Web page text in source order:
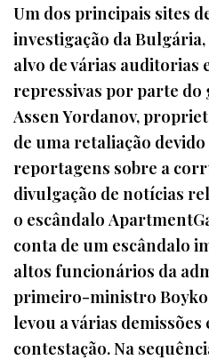
Um dos principais sites
investigação da
alvo de várias auditorias
repressivas por parte do
Assen Yordanov,
de uma retaliação
reportagens sobre a
divulgação de notícias
o escândalo
conta de um escândalo
altos funcionários da
primeiro-ministro Boyko
levou a várias
contestação. Na